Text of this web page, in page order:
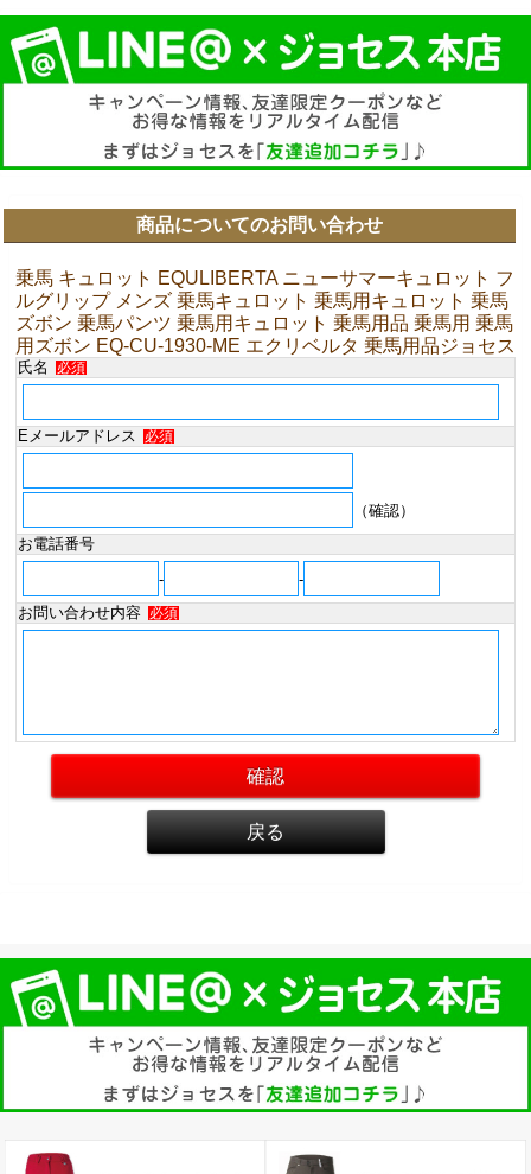
商品についてのお問い合わせ
乗馬 キュロット EQULIBERTA ニューサマーキュロット フ
ルグリップ メンズ 乗馬キュロット 乗馬用キュロット 乗馬
ズボン 乗馬パンツ 乗馬用キュロット 乗馬用品 乗馬用 乗馬
用ズボン EQ-CU-1930-ME エクリベルタ 乗馬用品ジョセス
氏名 必須
Eメールアドレス 必須
（確認）
お電話番号
-
-
お問い合わせ内容
必須